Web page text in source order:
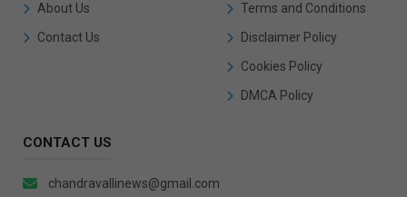
About Us
Contact Us
Terms and Conditions
Disclaimer Policy
Cookies Policy
DMCA Policy
CONTACT US
chandravallinews@gmail.com